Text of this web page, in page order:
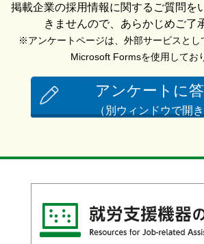
掲載企業の採用情報に関するご質問を
きませんので、あらかじめご了
※アンケートページは、外部サービスとし
Microsoft Formsを使用してお
アンケートに
（別ウィンドウで開き